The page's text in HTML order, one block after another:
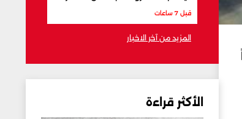
قبل 7 ساعات
المزيد من آخر الاخبار
الأكثر قراءة